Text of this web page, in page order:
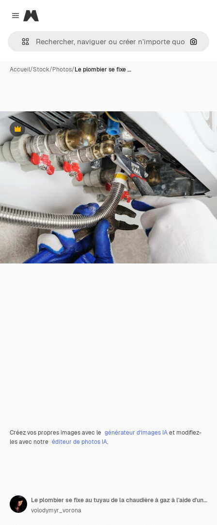
Close menu
Magnific
Accueil/Stock/Photos/Le plombier se fixe …
Premium
Créez vos propres images avec le générateur d’images IAet modifiez-
les avec notre éditeur de photos IA.
Le plombier se fixe au tuyau de la chaudière à gaz à l'aide d'une clé à molette.
volodymyr_vorona